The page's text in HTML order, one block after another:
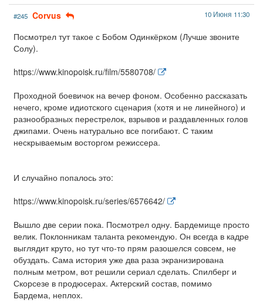
#245 Corvus 10 Июня 11:30
Посмотрел тут такое с Бобом Одинкёрком (Лучше звоните
Солу).
https://www.kinopoisk.ru/film/5580708/
Проходной боевичок на вечер фоном. Особенно рассказать
нечего, кроме идиотского сценария (хотя и не линейного) и
разнообразных перестрелок, взрывов и раздавленных голов
джипами. Очень натурально все погибают. С таким
нескрываемым восторгом режиссера.
И случайно попалось это:
https://www.kinopoisk.ru/series/6576642/
Вышло две серии пока. Посмотрел одну. Бардемище просто
велик. Поклонникам таланта рекомендую. Он всегда в кадре
выглядит круто, но тут что-то прям разошелся совсем, не
обуздать. Сама история уже два раза экранизирована
полным метром, вот решили сериал сделать. Спилберг и
Скорсезе в продюсерах. Актерский состав, помимо
Бардема, неплох.